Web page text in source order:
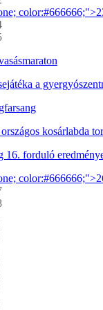
a
kosárlabda
16. forduló